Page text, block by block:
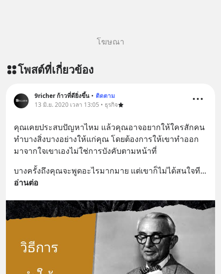
โฆษณา
โพสต์ที่เกี่ยวข้อง
9richer ก้าวที่ดียิ่งขึ้น • ติดตาม
13 มิ.ย. 2020 เวลา 13:05 • ธุรกิจ
คุณเคยประสบปัญหาไหม แล้วคุณอาจอยากให้ใครสักคน
ทำบางสิ่งบางอย่างให้แก่คุณ โดยต้องการให้เขาทำออก
มาจากใจเขาเองไม่ใช่การบังคับตามหน้าที่
บางครั้งถึงคุณจะพูดอะไรมากมาย แต่เขาก็ไม่ได้สนใจที
อ่านต่อ